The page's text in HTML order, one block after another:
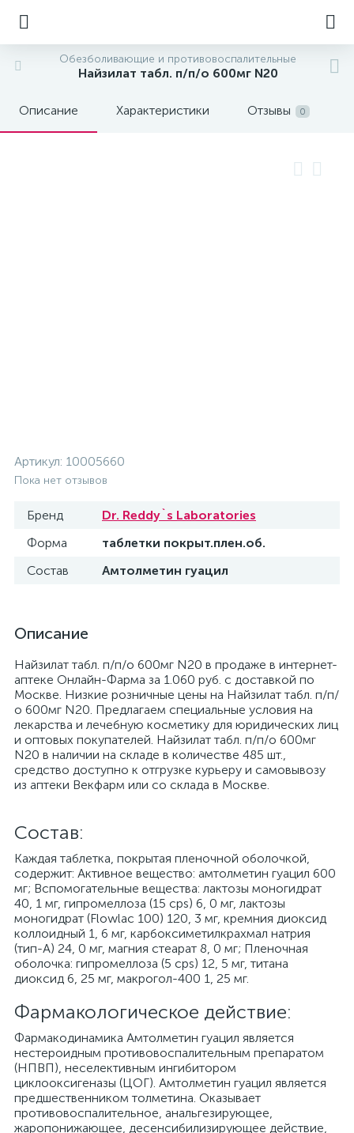
Обезболивающие и противовоспалительные
Найзилат табл. п/п/о 600мг N20
Описание Характеристики Отзывы 0
Артикул: 10005660
Пока нет отзывов
Бренд
Dr. Reddy`s Laboratories
Форма
таблетки покрыт.плен.об.
Состав
Амтолметин гуацил
Описание
Найзилат табл. п/п/о 600мг N20 в продаже в интернет-
аптеке Онлайн-Фарма за 1.060 руб. с доставкой по
Москве. Низкие розничные цены на Найзилат табл. п/п/
о 600мг N20. Предлагаем специальные условия на
лекарства и лечебную косметику для юридических лиц
и оптовых покупателей. Найзилат табл. п/п/о 600мг
N20 в наличии на складе в количестве 485 шт.,
средство доступно к отгрузке курьеру и самовывозу
из аптеки Векфарм или со склада в Москве.
Cостав:
Каждая таблетка, покрытая пленочной оболочкой,
содержит: Активное вещество: амтолметин гуацил 600
мг; Вспомогательные вещества: лактозы моногидрат
40, 1 мг, гипромеллоза (15 cps) 6, 0 мг, лактозы
моногидрат (Flowlac 100) 120, 3 мг, кремния диоксид
коллоидный 1, 6 мг, карбоксиметилкрахмал натрия
(тип-А) 24, 0 мг, магния стеарат 8, 0 мг; Пленочная
оболочка: гипромеллоза (5 срs) 12, 5 мг, титана
диоксид 6, 25 мг, макрогол-400 1, 25 мг.
Фармакологическое действие:
Фармакодинамика Амтолметин гуацил является
нестероидным противовоспалительным препаратом
(НПВП), неселективным ингибитором
циклооксигеназы (ЦОГ). Амтолметин гуацил является
предшественником толметина. Оказывает
противовоспалительное, анальгезирующее,
жаропонижающее, десенсибилизирующее действие,